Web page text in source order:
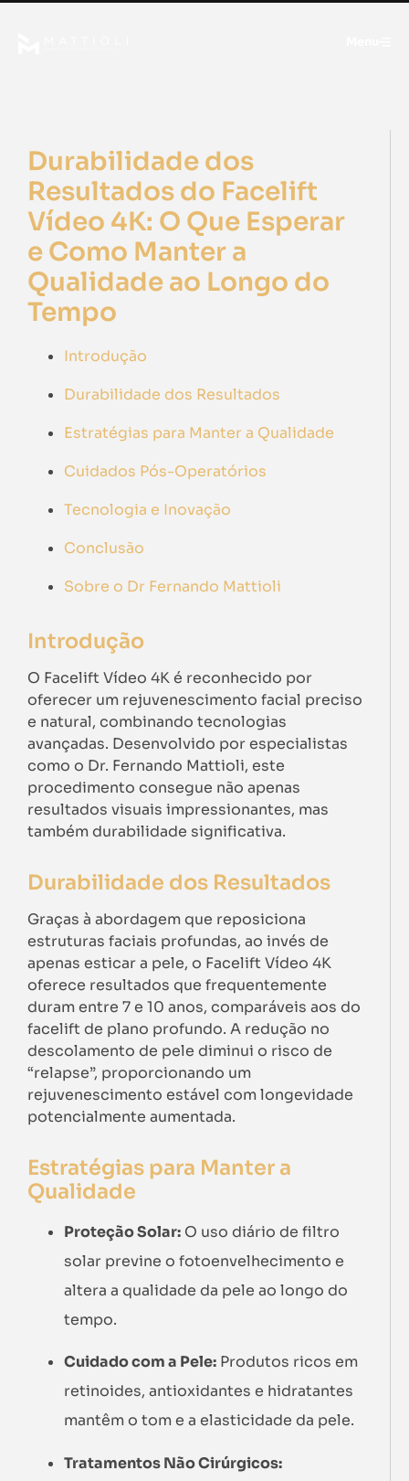
Durabilidade dos
Resultados do Facelift
Vídeo 4K: O Que Esperar
e Como Manter a
Qualidade ao Longo do
Tempo
Introdução
Durabilidade dos Resultados
Estratégias para Manter a Qualidade
Cuidados Pós-Operatórios
Tecnologia e Inovação
Conclusão
Sobre o Dr Fernando Mattioli
Introdução
O Facelift Vídeo 4K é reconhecido por
oferecer um rejuvenescimento facial preciso
e natural, combinando tecnologias
avançadas. Desenvolvido por especialistas
como o Dr. Fernando Mattioli, este
procedimento consegue não apenas
resultados visuais impressionantes, mas
também durabilidade significativa.
Durabilidade dos Resultados
Graças à abordagem que reposiciona
estruturas faciais profundas, ao invés de
apenas esticar a pele, o Facelift Vídeo 4K
oferece resultados que frequentemente
duram entre 7 e 10 anos, comparáveis aos do
facelift de plano profundo. A redução no
descolamento de pele diminui o risco de
“relapse”, proporcionando um
rejuvenescimento estável com longevidade
potencialmente aumentada.
Estratégias para Manter a
Qualidade
Proteção Solar: O uso diário de filtro
solar previne o fotoenvelhecimento e
altera a qualidade da pele ao longo do
tempo.
Cuidado com a Pele: Produtos ricos em
retinoides, antioxidantes e hidratantes
mantêm o tom e a elasticidade da pele.
Tratamentos Não Cirúrgicos: